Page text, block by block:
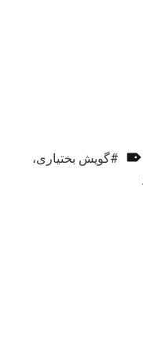
برچسب‌گذاری‌شده به عنوان:
گویش بختیاری،